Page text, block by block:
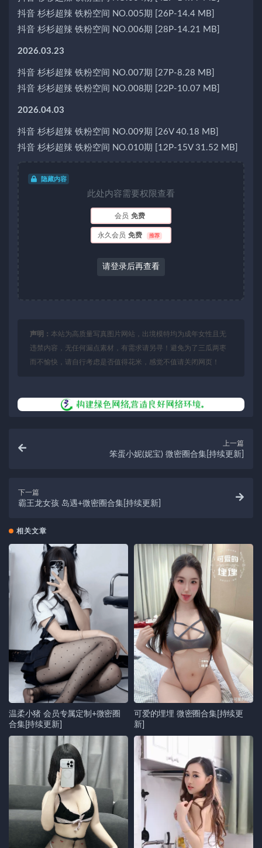
抖音 杉杉超辣 铁粉空间 NO.005期 [26P-14.4 MB]
抖音 杉杉超辣 铁粉空间 NO.006期 [28P-14.21 MB]
2026.03.23
抖音 杉杉超辣 铁粉空间 NO.007期 [27P-8.28 MB]
抖音 杉杉超辣 铁粉空间 NO.008期 [22P-10.07 MB]
2026.04.03
抖音 杉杉超辣 铁粉空间 NO.009期 [26V 40.18 MB]
抖音 杉杉超辣 铁粉空间 NO.010期 [12P-15V 31.52 MB]
隐藏内容
此处内容需要权限查看
会员 免费
永久会员 免费 推荐
请登录后再查看
声明： 本站为高质量写真图片网站，出境模特均为成年女性且无
违禁内容，无任何漏点素材，有需求请另寻！避免为了三瓜两枣
而不愉快，请自行考虑是否值得花米，感觉不值请关闭网页！
上一篇
笨蛋小妮(妮宝) 微密圈合集[持续更新]
下一篇
霸王龙女孩 岛遇+微密圈合集[持续更新]
相关文章
温柔小猪 会员专属定制+微密圈
合集[持续更新]
可爱的埋埋 微密圈合集[持续更
新]